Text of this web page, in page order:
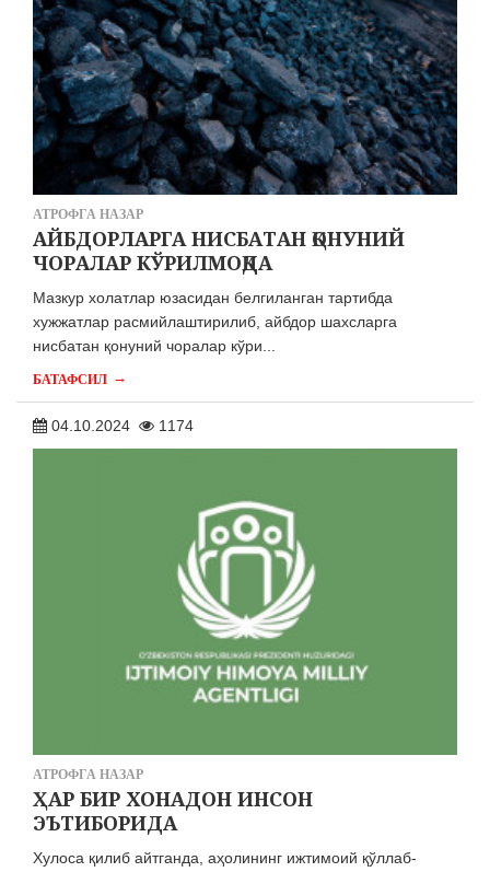
АТРОФГА НАЗАР
АЙБДОРЛАРГА НИСБАТАН ҚОНУНИЙ
ЧОРАЛАР КЎРИЛМОҚДА
Мазкур холатлар юзасидан белгиланган тартибда
хужжатлар расмийлаштирилиб, айбдор шахсларга
нисбатан қонуний чоралар кўри...
БАТАФСИЛ →
04.10.2024 1174
АТРОФГА НАЗАР
ҲАР БИР ХОНАДОН ИНСОН
ЭЪТИБОРИДА
Хулоса қилиб айтганда, аҳолининг ижтимоий қўллаб-